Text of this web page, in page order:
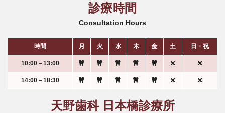
診療時間
Consultation Hours
時間 月 火 水 木 金 土 日・祝
10:00－13:00
14:00－18:30
天野歯科 日本橋診療所